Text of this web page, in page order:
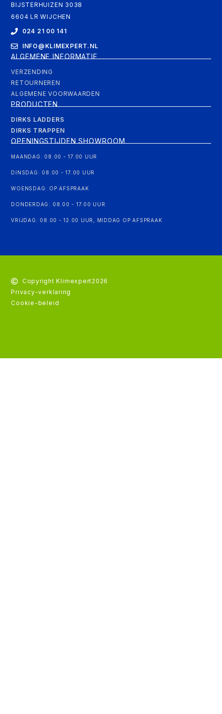
BIJSTERHUIZEN 3038
6604 LR WIJCHEN
024 21 00 141
INFO@KLIMEXPERT.NL
ALGEMENE INFORMATIE
VERZENDING
RETOURNEREN
ALGEMENE VOORWAARDEN
PRODUCTEN
DIRKS LADDERS
DIRKS TRAPPEN
OPENINGSTIJDEN SHOWROOM
MAANDAG: 08.00 - 17.00 UUR
DINSDAG: 08.00 - 17.00 UUR
WOENSDAG: OP AFSPRAAK
DONDERDAG: 08.00 - 17.00 UUR
VRIJDAG: 08.00 - 12.00 UUR, MIDDAG OP AFSPRAAK
Copyright Klimexpert2026
Privacy-verklaring
Cookie-beleid